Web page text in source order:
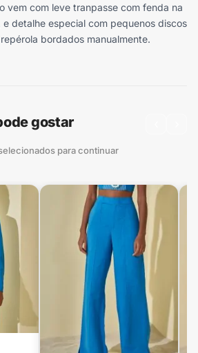
vem com leve tranpasse com fenda na
detalhe especial com pequenos discos
bordados manualmente.
gostar
para continuar